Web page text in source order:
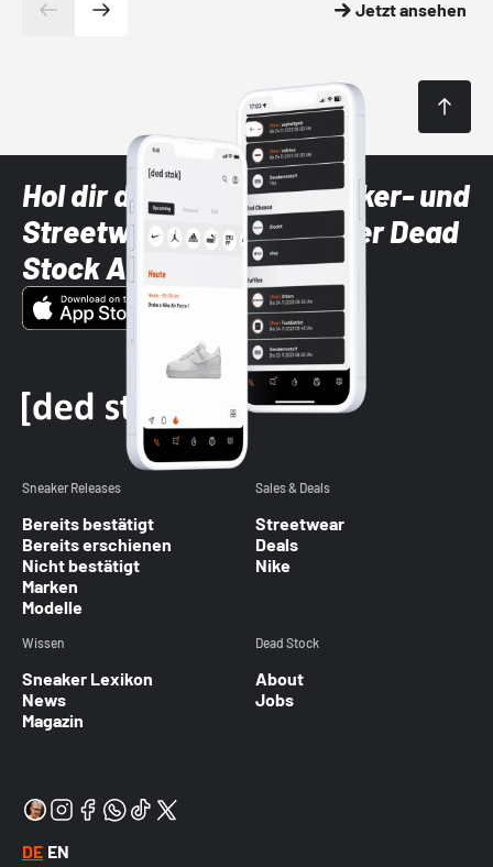
Jetzt ansehen
Hol dir die neuesten Sneaker- und
Streetwear-Brands mit der Dead
Stock App
Sneaker Releases
Bereits bestätigt
Bereits erschienen
Nicht bestätigt
Marken
Modelle
Sales & Deals
Streetwear
Deals
Nike
Wissen
Sneaker Lexikon
News
Magazin
Dead Stock
About
Jobs
DE EN